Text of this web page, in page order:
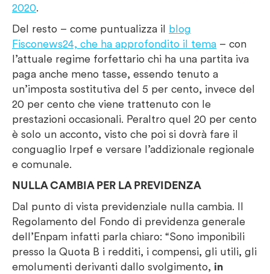
2020.
Del resto – come puntualizza il blog
Fisconews24, che ha approfondito il tema – con
l’attuale regime forfettario chi ha una partita iva
paga anche meno tasse, essendo tenuto a
un’imposta sostitutiva del 5 per cento, invece del
20 per cento che viene trattenuto con le
prestazioni occasionali. Peraltro quel 20 per cento
è solo un acconto, visto che poi si dovrà fare il
conguaglio Irpef e versare l’addizionale regionale
e comunale.
NULLA CAMBIA PER LA PREVIDENZA
Dal punto di vista previdenziale nulla cambia. Il
Regolamento del Fondo di previdenza generale
dell’Enpam infatti parla chiaro: “Sono imponibili
presso la Quota B i redditi, i compensi, gli utili, gli
emolumenti derivanti dallo svolgimento, in